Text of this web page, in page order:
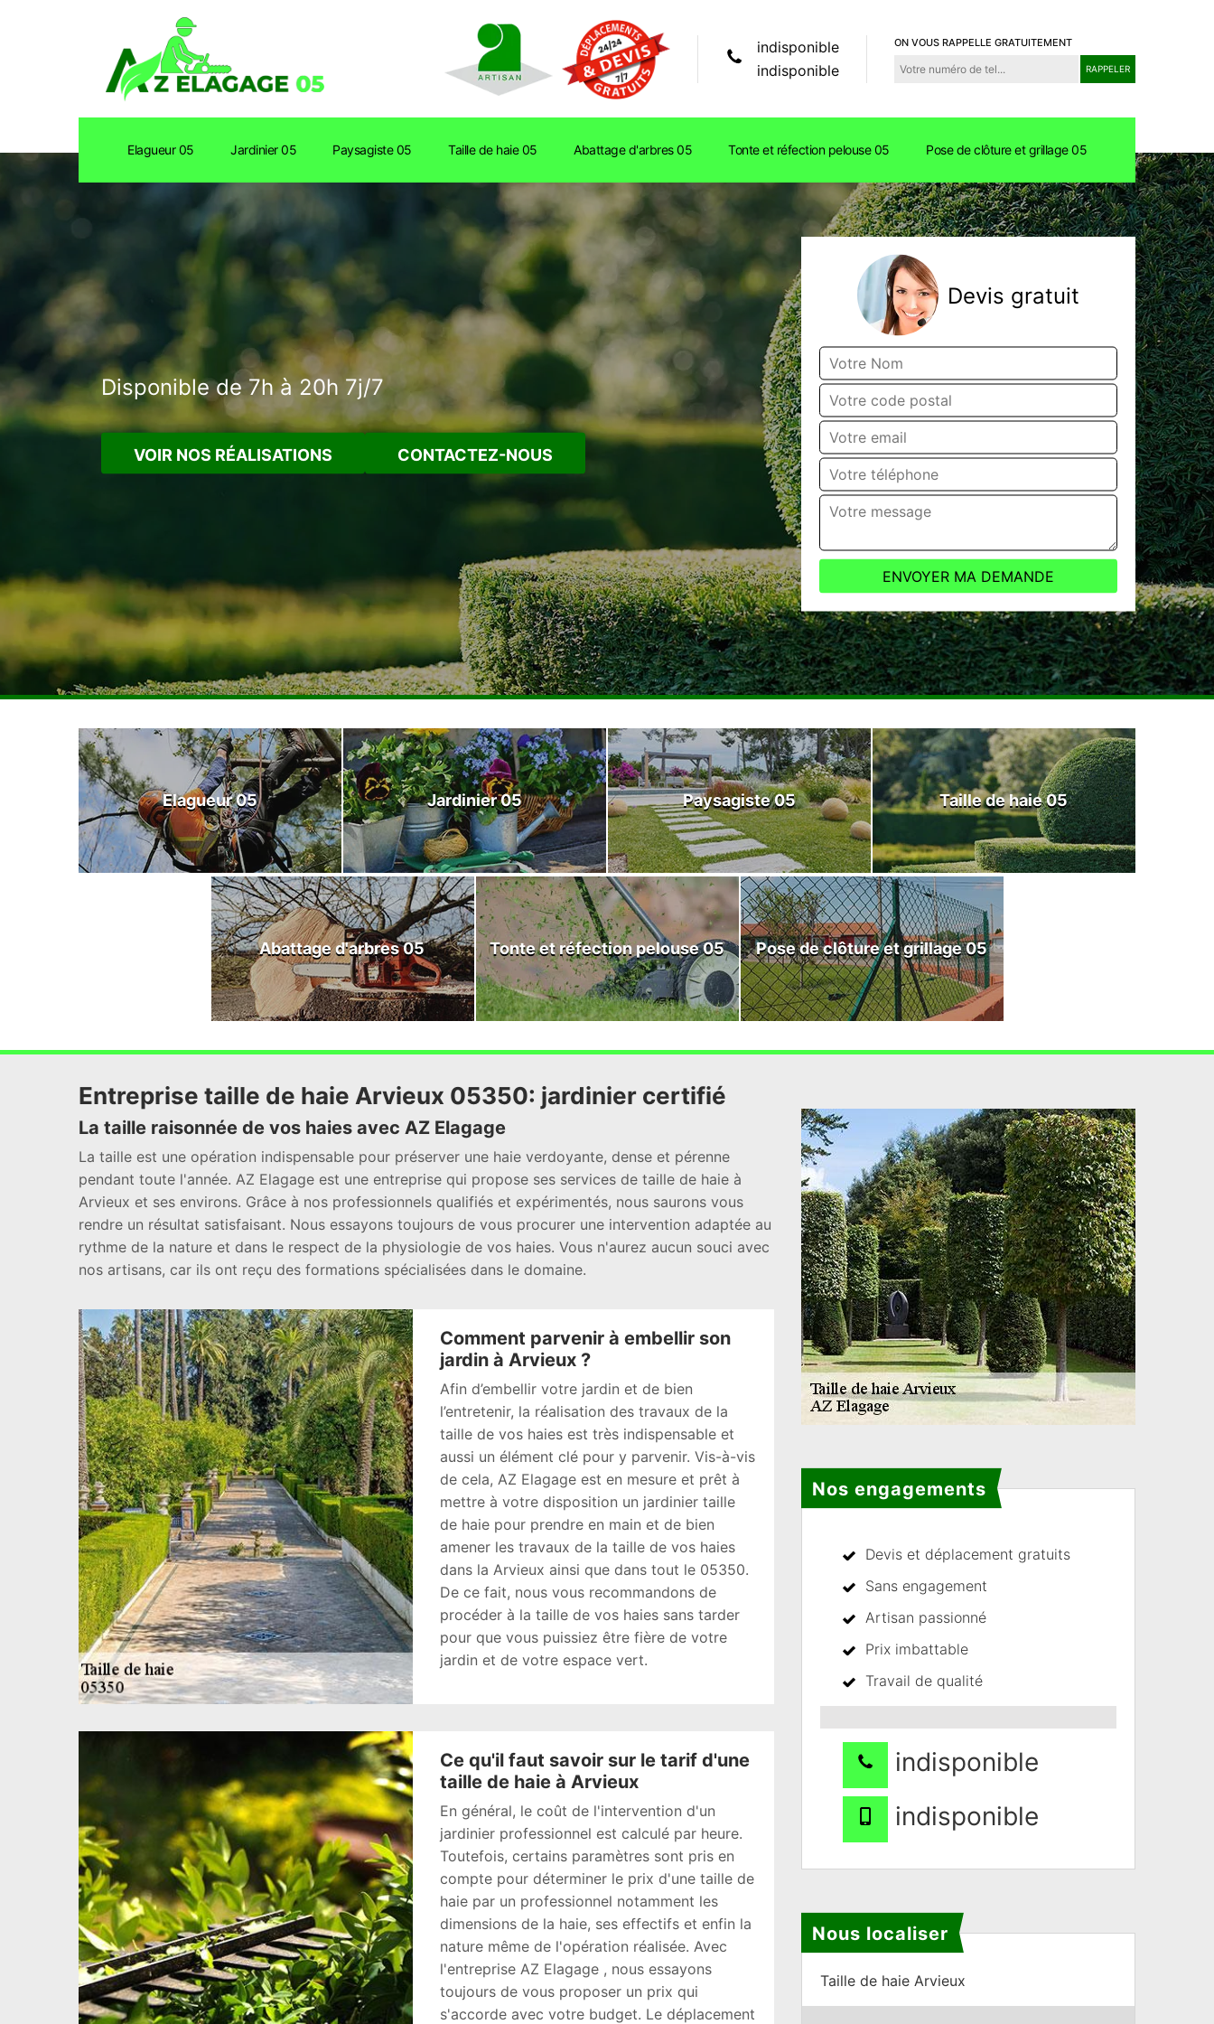
indisponible
indisponible
ON VOUS RAPPELLE GRATUITEMENT
Elagueur 05 Jardinier 05 Paysagiste 05 Taille de haie 05 Abattage d'arbres 05 Tonte et réfection pelouse 05 Pose de clôture et grillage 05
Disponible de 7h à 20h 7j/7
VOIR NOS RÉALISATIONS CONTACTEZ-NOUS
Devis gratuit
Elagueur 05 Jardinier 05 Paysagiste 05 Taille de haie 05
Abattage d'arbres 05 Tonte et réfection pelouse 05 Pose de clôture et grillage 05
Entreprise taille de haie Arvieux 05350: jardinier certifié
La taille raisonnée de vos haies avec AZ Elagage
La taille est une opération indispensable pour préserver une haie verdoyante, dense et pérenne
pendant toute l'année. AZ Elagage est une entreprise qui propose ses services de taille de haie à
Arvieux et ses environs. Grâce à nos professionnels qualifiés et expérimentés, nous saurons vous
rendre un résultat satisfaisant. Nous essayons toujours de vous procurer une intervention adaptée au
rythme de la nature et dans le respect de la physiologie de vos haies. Vous n'aurez aucun souci avec
nos artisans, car ils ont reçu des formations spécialisées dans le domaine.
Comment parvenir à embellir son
jardin à Arvieux ?
Afin d’embellir votre jardin et de bien
l’entretenir, la réalisation des travaux de la
taille de vos haies est très indispensable et
aussi un élément clé pour y parvenir. Vis-à-vis
de cela, AZ Elagage est en mesure et prêt à
mettre à votre disposition un jardinier taille
de haie pour prendre en main et de bien
amener les travaux de la taille de vos haies
dans la Arvieux ainsi que dans tout le 05350.
De ce fait, nous vous recommandons de
procéder à la taille de vos haies sans tarder
pour que vous puissiez être fière de votre
jardin et de votre espace vert.
Ce qu'il faut savoir sur le tarif d'une
taille de haie à Arvieux
En général, le coût de l'intervention d'un
jardinier professionnel est calculé par heure.
Toutefois, certains paramètres sont pris en
compte pour déterminer le prix d'une taille de
haie par un professionnel notamment les
dimensions de la haie, ses effectifs et enfin la
nature même de l'opération réalisée. Avec
l'entreprise AZ Elagage , nous essayons
toujours de vous proposer un prix qui
s'accorde avec votre budget. Le déplacement
Nos engagements
Devis et déplacement gratuits
Sans engagement
Artisan passionné
Prix imbattable
Travail de qualité
indisponible
indisponible
Nous localiser
Taille de haie Arvieux